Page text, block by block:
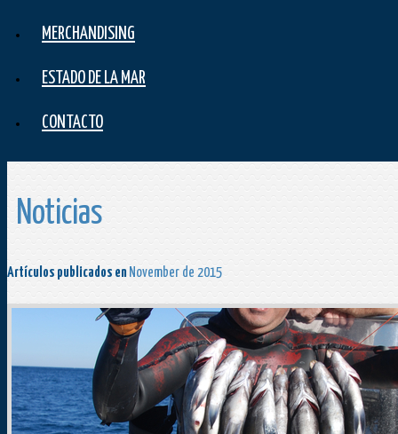
MERCHANDISING
ESTADO DE LA MAR
CONTACTO
Noticias
Artículos publicados en November de 2015